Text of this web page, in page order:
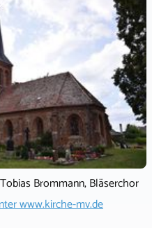
Brommann, Bläserchor
www.kirche-mv.de